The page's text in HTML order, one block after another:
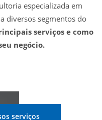
especializada em
diversos segmentos do
serviços e como
negócio.
serviços